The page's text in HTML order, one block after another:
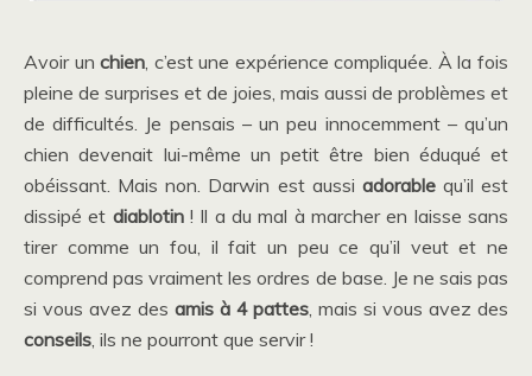
Avoir unchien, c’est une expérience compliquée. À la fois
pleine de surprises et de joies, mais aussi de problèmes et
de difficultés. Je pensais – un peu innocemment – qu’un
chien devenait lui-même un petit être bien éduqué et
obéissant. Mais non. Darwin est aussi adorablequ’il est
dissipé et diablotin! Il a du mal à marcher en laisse sans
tirer comme un fou, il fait un peu ce qu’il veut et ne
comprend pas vraiment les ordres de base. Je ne sais pas
si vous avez des amis à 4 pattes, mais si vous avez des
conseils, ils ne pourront que servir !